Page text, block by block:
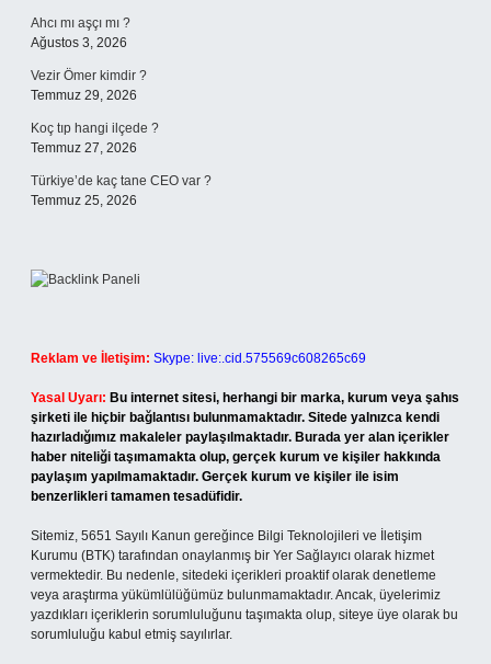
Ahcı mı aşçı mı ?
Ağustos 3, 2026
Vezir Ömer kimdir ?
Temmuz 29, 2026
Koç tıp hangi ilçede ?
Temmuz 27, 2026
Türkiye’de kaç tane CEO var ?
Temmuz 25, 2026
Reklam ve İletişim: Skype: live:.cid.575569c608265c69
Yasal Uyarı: Bu internet sitesi, herhangi bir marka, kurum veya şahıs
şirketi ile hiçbir bağlantısı bulunmamaktadır. Sitede yalnızca kendi
hazırladığımız makaleler paylaşılmaktadır. Burada yer alan içerikler
haber niteliği taşımamakta olup, gerçek kurum ve kişiler hakkında
paylaşım yapılmamaktadır. Gerçek kurum ve kişiler ile isim
benzerlikleri tamamen tesadüfidir.
Sitemiz, 5651 Sayılı Kanun gereğince Bilgi Teknolojileri ve İletişim
Kurumu (BTK) tarafından onaylanmış bir Yer Sağlayıcı olarak hizmet
vermektedir. Bu nedenle, sitedeki içerikleri proaktif olarak denetleme
veya araştırma yükümlülüğümüz bulunmamaktadır. Ancak, üyelerimiz
yazdıkları içeriklerin sorumluluğunu taşımakta olup, siteye üye olarak bu
sorumluluğu kabul etmiş sayılırlar.